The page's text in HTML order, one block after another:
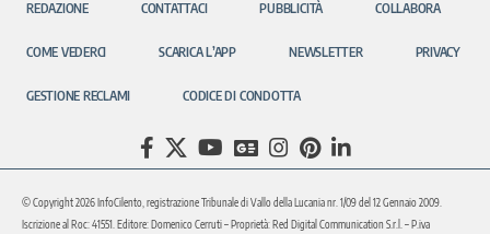
REDAZIONE CONTATTACI PUBBLICITÀ COLLABORA
COME VEDERCI SCARICA L’APP NEWSLETTER PRIVACY
GESTIONE RECLAMI CODICE DI CONDOTTA
© Copyright 2026 InfoCilento, registrazione Tribunale di Vallo della Lucania nr. 1/09 del 12 Gennaio 2009.
Iscrizione al Roc: 41551. Editore: Domenico Cerruti – Proprietà: Red Digital Communication S.r.l. – P.iva